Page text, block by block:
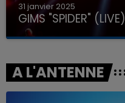
31 janvier 2025
GIMS "SPIDER" (LIVE)
A L'ANTENNE